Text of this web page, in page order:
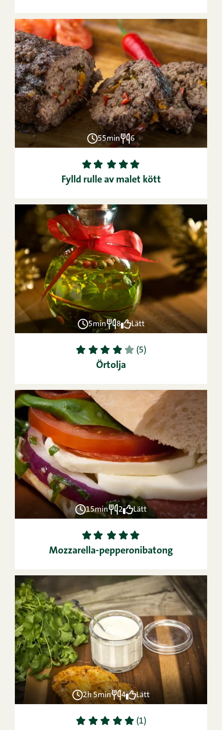
55min 6
1 2 3 4
5
Fylld rulle av malet kött
5min 8 Lätt
1 2 3 4 5 (5)
Örtolja
15min 2 Lätt
1 2 3 4
5
Mozzarella-pepperonibatong
2h 5min 4 Lätt
1 2 3 4 5 (1)